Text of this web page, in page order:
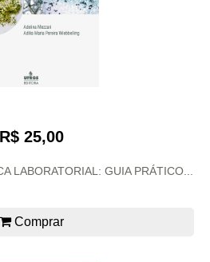
R$ 25,00
LABORATORIAL: GUIA PRÁTICO...
Comprar